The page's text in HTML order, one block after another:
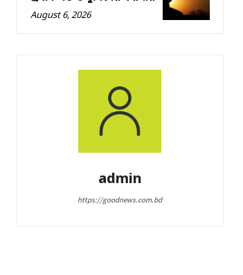
August 6, 2026
admin
https://goodnews.com.bd